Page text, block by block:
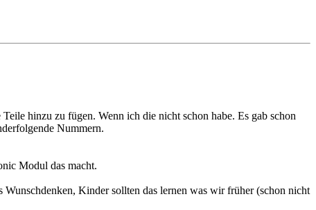
hinzu zu fügen. Wenn ich die nicht schon habe. Es gab schon
Nummern.
Modul das macht.
Kinder sollten das lernen was wir früher (schon nicht